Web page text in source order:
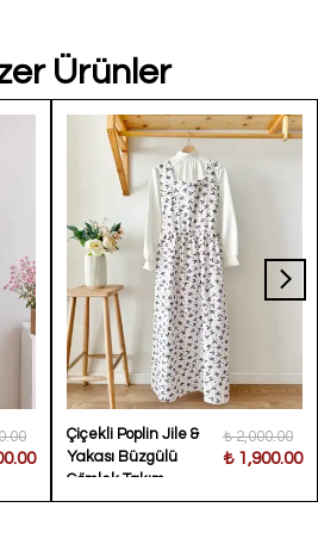
Ürünler
Çiçekli Poplin Jile &
Yakası Büzgülü
Gömlek Takım
₺ 2,000.00
₺ 1,900.00